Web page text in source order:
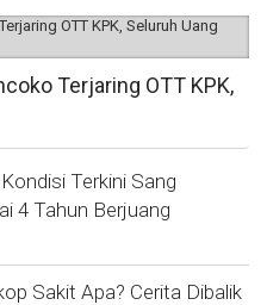
Terjaring OTT KPK,
Terkini Sang
4 Tahun Berjuang
Sakit Apa? Cerita Dibalik